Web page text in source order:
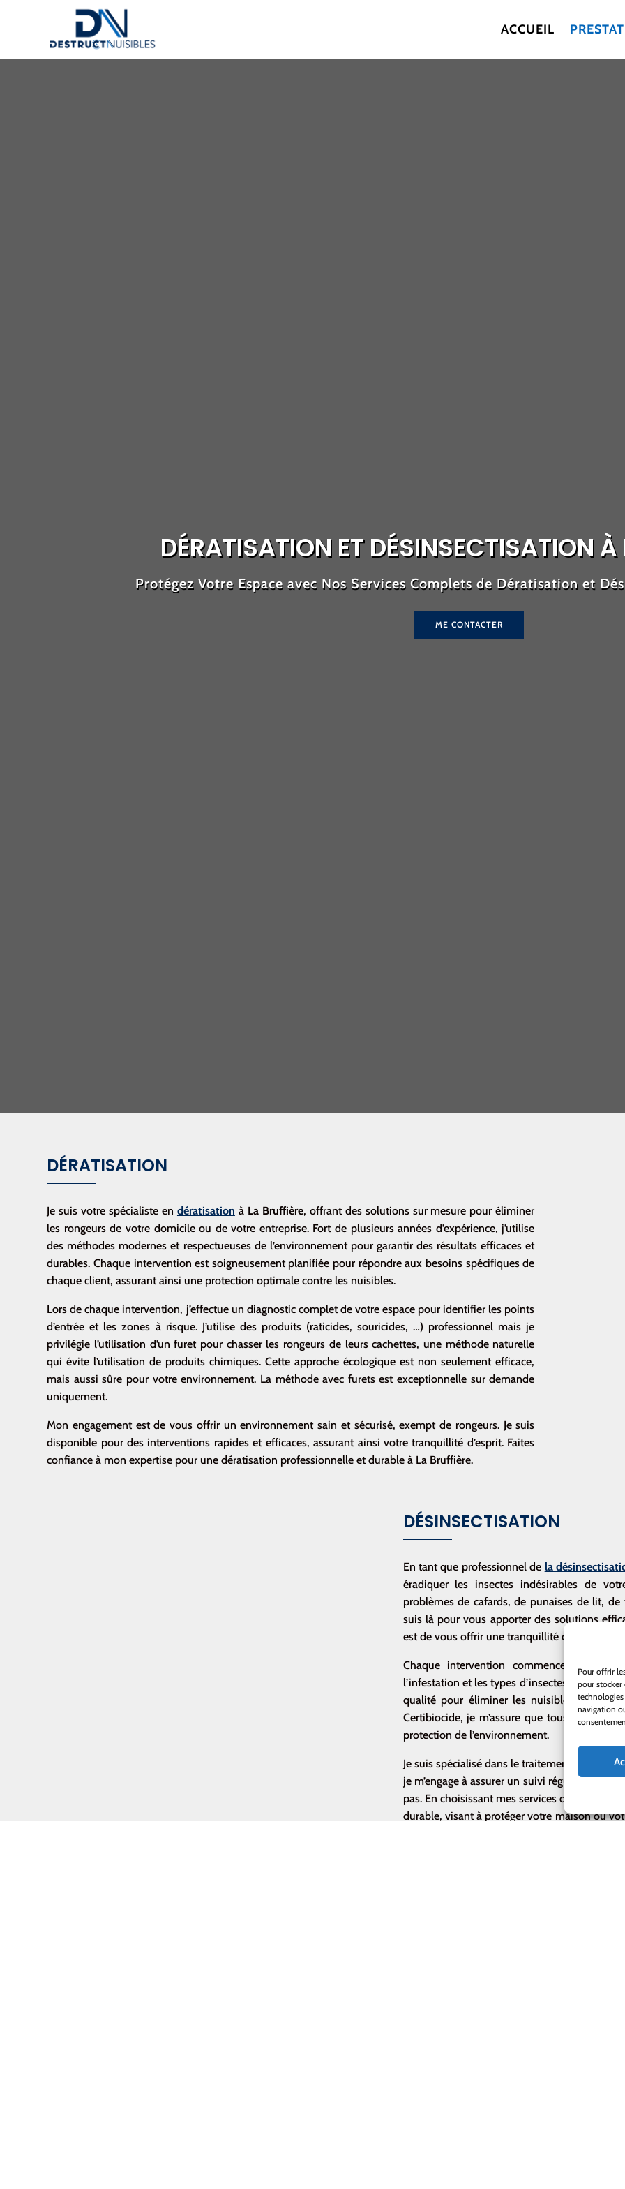
Pour offrir
pour stocker
navigation
ACCUEIL
DÉRATISATION ET DÉSINSECTISATION À
Protégez Votre Espace avec Nos Services Complets de Dératisation et
ME CONTACTER
DÉRATISATION
Je suis votre spécialiste en dératisation à La Bruffière, offrant des solutions sur mesure pour éliminer
les rongeurs de votre domicile ou de votre entreprise. Fort de plusieurs années d’expérience, j’utilise
des méthodes modernes et respectueuses de l’environnement pour garantir des résultats efficaces et
durables. Chaque intervention est soigneusement planifiée pour répondre aux besoins spécifiques de
chaque client, assurant ainsi une protection optimale contre les nuisibles.
Lors de chaque intervention, j’effectue un diagnostic complet de votre espace pour identifier les points
d’entrée et les zones à risque. J’utilise des produits (raticides, souricides, …) professionnel mais je
privilégie l’utilisation d’un furet pour chasser les rongeurs de leurs cachettes, une méthode naturelle
qui évite l’utilisation de produits chimiques. Cette approche écologique est non seulement efficace,
mais aussi sûre pour votre environnement. La méthode avec furets est exceptionnelle sur demande
uniquement.
Mon engagement est de vous offrir un environnement sain et sécurisé, exempt de rongeurs. Je suis
disponible pour des interventions rapides et efficaces, assurant ainsi votre tranquillité d’esprit. Faites
confiance à mon expertise pour une dératisation professionnelle et durable à La Bruffière.
DÉSINSECTISATION
En tant que professionnel de la
éradiquer les insectes indésirables de
problèmes de cafards, de punaises de lit,
suis là pour vous apporter des solutions
est de vous offrir une tranquillité d’esprit
Chaque intervention commence par une
l’infestation et les types d’insectes présents.
qualité pour éliminer les nuisibles de
Certibiocide, je m’assure que tous les
protection de l’environnement.
Je suis spécialisé dans le traitement des
je m’engage à assurer un suivi régulier après
pas. En choisissant mes services de
durable, visant à protéger votre maison ou